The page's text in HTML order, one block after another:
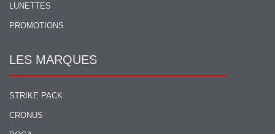
LUNETTES
PROMOTIONS
LES MARQUES
STRIKE PACK
CRONUS